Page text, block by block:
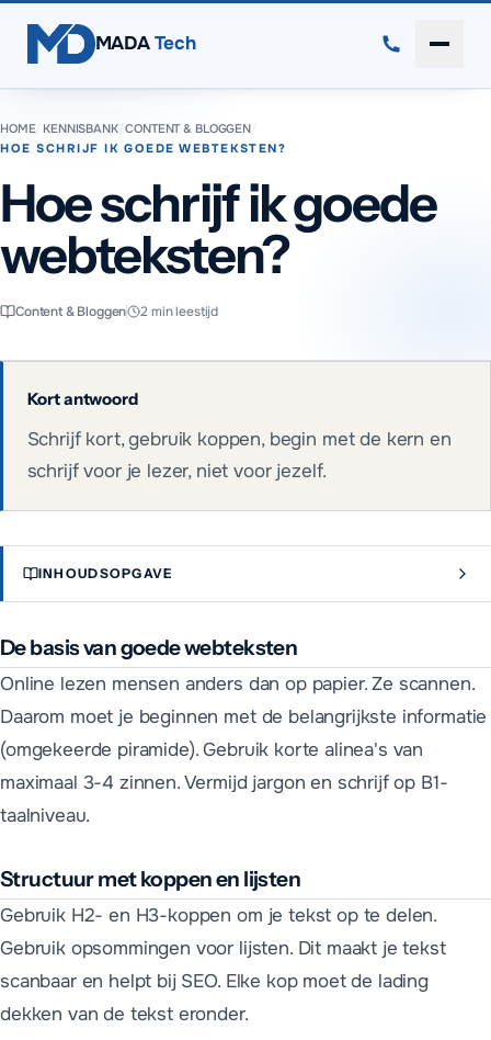
MADA Tech
HOME/ KENNISBANK/CONTENT & BLOGGEN/
HOE SCHRIJF IK GOEDE WEBTEKSTEN?
Hoe schrijf ik goede
webteksten?
Content & Bloggen 2min leestijd
Kort antwoord
Schrijf kort, gebruik koppen, begin met de kern en
schrijf voor je lezer, niet voor jezelf.
INHOUDSOPGAVE
De basis van goede webteksten
Online lezen mensen anders dan op papier. Ze scannen.
Daarom moet je beginnen met de belangrijkste informatie
(omgekeerde piramide). Gebruik korte alinea's van
maximaal 3-4 zinnen. Vermijd jargon en schrijf op B1-
taalniveau.
Structuur met koppen en lijsten
Gebruik H2- en H3-koppen om je tekst op te delen.
Gebruik opsommingen voor lijsten. Dit maakt je tekst
scanbaar en helpt bij SEO. Elke kop moet de lading
dekken van de tekst eronder.